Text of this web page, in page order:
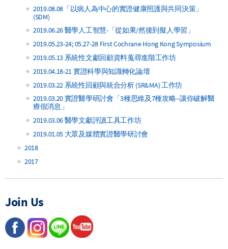
2019.08.08「以病人為中心的實證健康照護與共同決策」
(SDM)
2019.06.26 醫學人工智慧-「從如果/然後到擬人學習」
2019.05.23-24; 05.27-28 First Cochrane Hong Kong Symposium
2019.05.13 系統性文獻回顧資料蒐尋進階工作坊
2019.04.18-21 實證科學與知識轉化論壇
2019.03.22 系統性回顧與統合分析 (SR&MA) 工作坊
2019.03.20 實證醫學研討會「3種思維及7種攻略--讓你破解醫
療假消息」
2019.03.06 醫學文獻評讀工具工作坊
2019.01.05 大眾及媒體實證醫學研討會
2018
2017
Join Us